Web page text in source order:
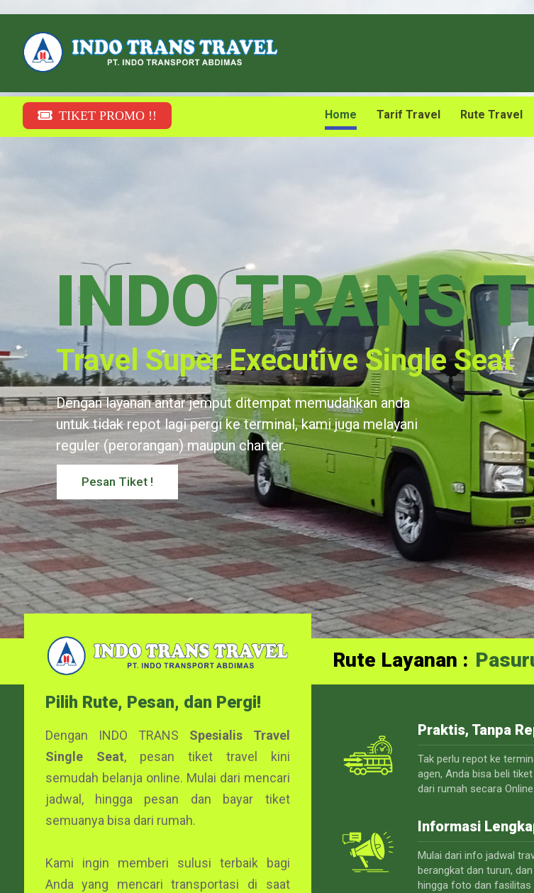
TIKET PROMO !! Home Tarif Travel Rute Travel
INDO TRANS
Travel Super Executive Single Seat
Dengan layanan antar jemput ditempat memudahkan anda
untuk tidak repot lagi pergi ke terminal, kami juga melayani
reguler (perorangan) maupun charter.
Pesan Tiket !
Rute Layanan :
Pilih Rute, Pesan, dan Pergi!
Dengan INDO TRANS Spesialis Travel
Single Seat, pesan tiket travel kini
semudah belanja online. Mulai dari mencari
jadwal, hingga pesan dan bayar tiket
semuanya bisa dari rumah.
Kami ingin memberi sulusi terbaik bagi
Anda yang mencari transportasi di saat
Praktis, Tanpa
Tak perlu repot ke
agen, Anda bisa beli
dari rumah secara Online.
Informasi
Mulai dari info jadwal
berangkat dan turun,
hingga foto dan fasilitas